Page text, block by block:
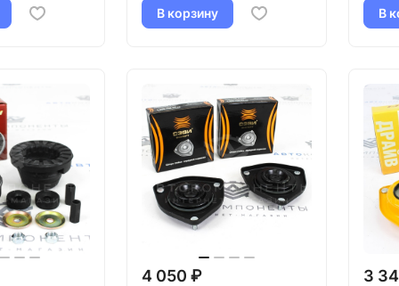
(смещение 12мм)
PFA9701 (С
В корзину В
4 050 ₽ 3